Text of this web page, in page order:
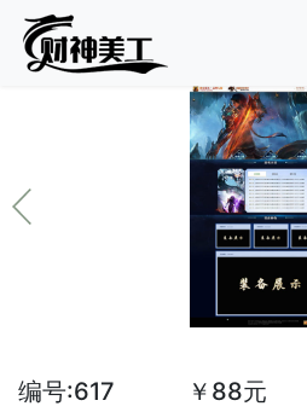
编号:617 ￥88元